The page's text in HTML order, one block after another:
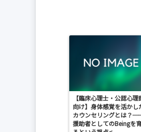
【臨床心理士・公認心理
向け】身体感覚を活かし
カウンセリングとは？
援助者としてのBeingを